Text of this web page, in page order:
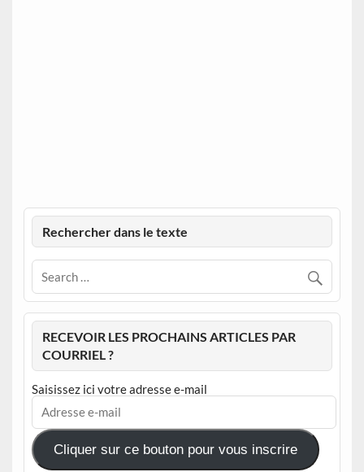
Rechercher dans le texte
RECEVOIR LES PROCHAINS ARTICLES PAR
COURRIEL ?
Saisissez ici votre adresse e-mail
Adresse
mail
Cliquer sur ce bouton pour vous inscrire